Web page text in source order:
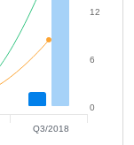
0
6
12
Q3/2018